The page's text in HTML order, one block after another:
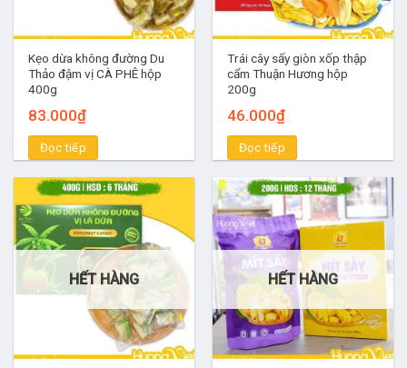
Kẹo dừa không đường Du
Thảo đậm vị CÀ PHÊ hộp
400g
83.000₫
Đọc tiếp
Trái cây sấy giòn xốp thập
cẩm Thuận Hương hộp
200g
46.000₫
Đọc tiếp
HẾT HÀNG HẾT HÀNG